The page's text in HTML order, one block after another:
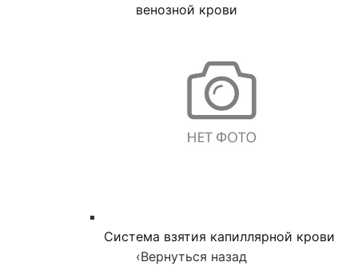
венозной крови
Система взятия капиллярной крови
‹Вернуться назад